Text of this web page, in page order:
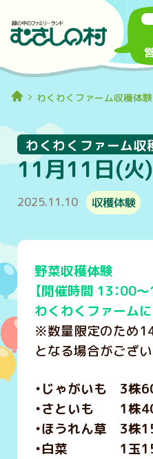
わくわくファーム収穫体
11月11日(火
わくわくファーム収
2025.11.10 収穫体験
野菜収穫体験
【開催時間 13：00
わくわくファーム
※数量限定のため
となる場合がござい
・じゃがいも 3株
・さといも 1株
・ほうれん草 3株
・白菜 1玉